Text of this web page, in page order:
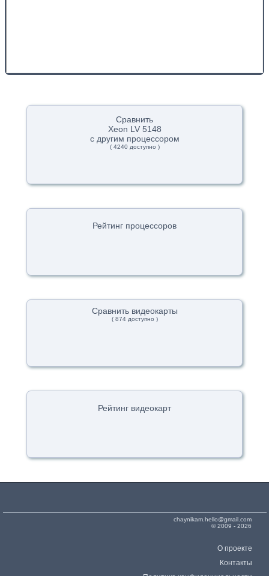
Сравнить
Xeon LV 5148
с другим процессором
( 4240 доступно )
Рейтинг процессоров
Сравнить видеокарты
( 874 доступно )
Рейтинг видеокарт
chaynikam.hello@gmail.com
© 2009 - 2026
О проекте
Контакты